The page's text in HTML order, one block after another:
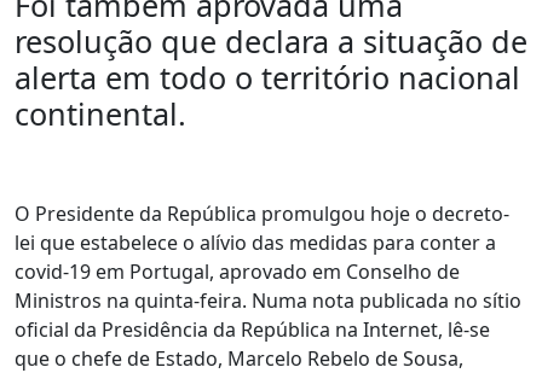
resolução que declara a situação de
alerta em todo o território nacional
continental.
O Presidente da República promulgou hoje o decreto-
lei que estabelece o alívio das medidas para conter a
covid-19 em Portugal, aprovado em Conselho de
Ministros na quinta-feira. Numa nota publicada no sítio
oficial da Presidência da República na Internet, lê-se
que o chefe de Estado, Marcelo Rebelo de Sousa,